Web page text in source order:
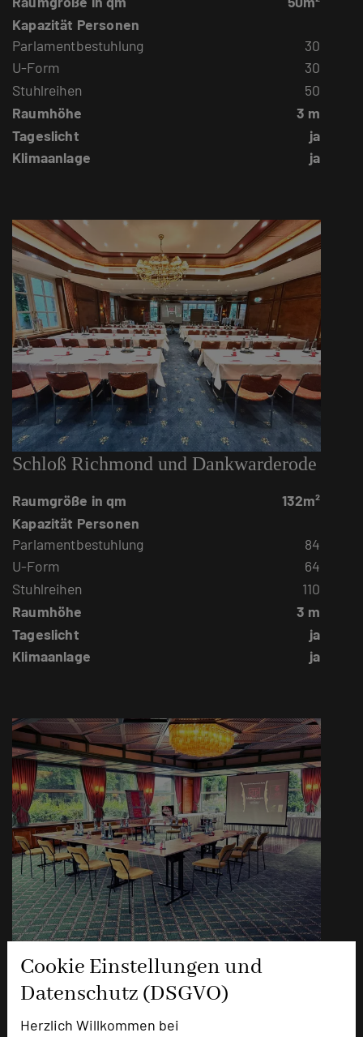
Cookie Einstellungen und
Datenschutz (DSGVO)
Herzlich Willkommen bei
Kapazität Personen
Parlamentbestuhlung
30
U-Form
30
Stuhlreihen
50
Raumhöhe
3 m
Tageslicht
ja
Klimaanlage
ja
Schloß Richmond und Dankwarderode
Raumgröße in qm
132m²
Kapazität Personen
Parlamentbestuhlung
84
U-Form
64
Stuhlreihen
110
Raumhöhe
3 m
Tageslicht
ja
Klimaanlage
ja
Welfensaal
Raumgröße in qm
Kapazität Personen